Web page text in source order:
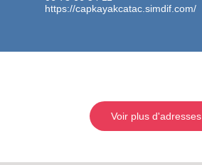
https://capkayakcatac.simdif.com/
Voir plus d'adresses